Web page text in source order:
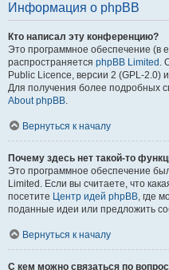
Информация о phpBB
Кто написал эту конференцию?
Это программное обеспечение (в
распространяется phpBB Limited .
Public Licence, версии 2 (GPL-2.0)
Для получения более подробных
About phpBB.
Вернуться к началу
Почему здесь нет такой-то
Это программное обеспечение
Limited. Если вы считаете, что
посетите Центр идей phpBB, где
поданные идеи или предложить
Вернуться к началу
С кем можно связаться по